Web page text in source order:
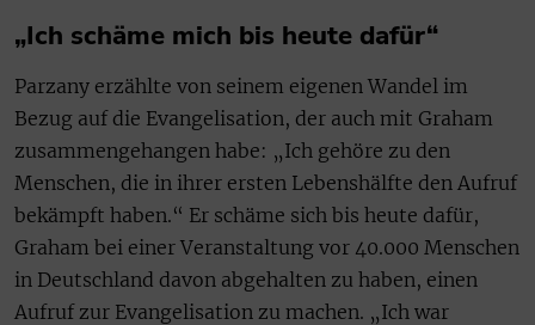
„Ich schäme mich bis heute dafür“
Parzany erzählte von seinem eigenen Wandel im
Bezug auf die Evangelisation, der auch mit Graham
zusammengehangen habe: „Ich gehöre zu den
Menschen, die in ihrer ersten Lebenshälfte den Aufruf
bekämpft haben.“ Er schäme sich bis heute dafür,
Graham bei einer Veranstaltung vor 40.000 Menschen
in Deutschland davon abgehalten zu haben, einen
Aufruf zur Evangelisation zu machen. „Ich war